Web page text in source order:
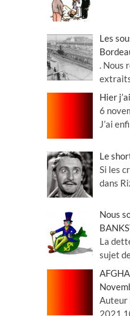
Les
. Nous
Hier
6
J’ai
Le
Si les
dans
Nous
La
sujet
Auteur
2021